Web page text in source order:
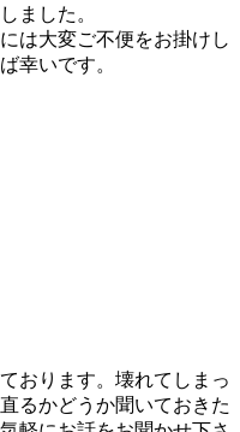
ました。
は大変ご不便をお掛けし
幸いです。
おります。壊れてしまっ
るかどうか聞いておきた